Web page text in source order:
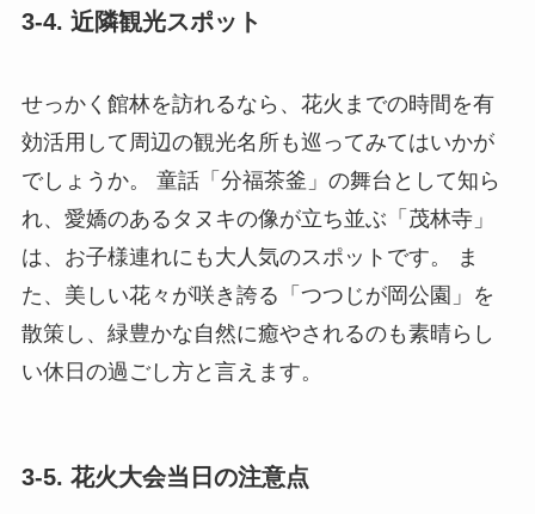
3-4. 近隣観光スポット
せっかく館林を訪れるなら、花火までの時間を有
効活用して周辺の観光名所も巡ってみてはいかが
でしょうか。 童話「分福茶釜」の舞台として知ら
れ、愛嬌のあるタヌキの像が立ち並ぶ「茂林寺」
は、お子様連れにも大人気のスポットです。 ま
た、美しい花々が咲き誇る「つつじが岡公園」を
散策し、緑豊かな自然に癒やされるのも素晴らし
い休日の過ごし方と言えます。
3-5. 花火大会当日の注意点